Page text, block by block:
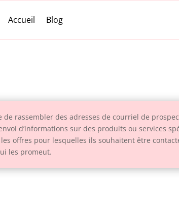
Accueil Blog
rassembler des adresses de courriel de
d’informations sur des produits ou services
offres pour lesquelles ils souhaitent être
les promeut.